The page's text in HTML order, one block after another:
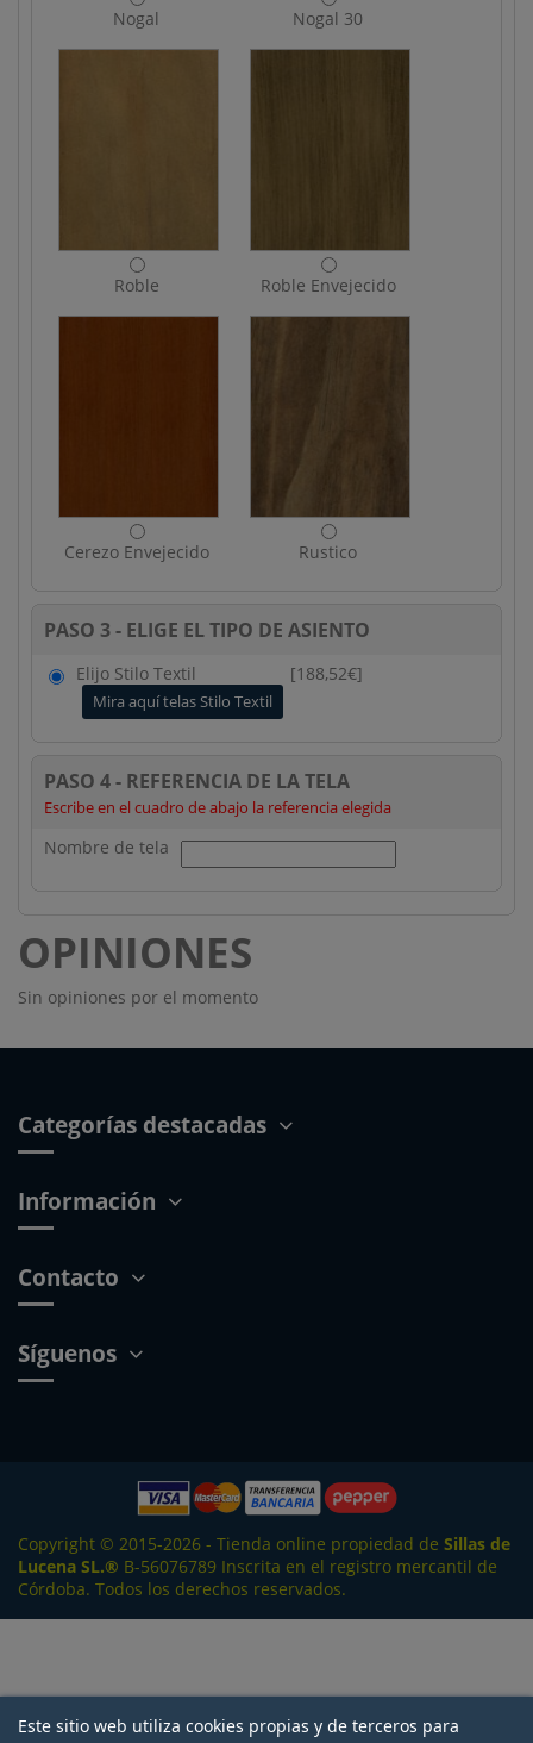
Nogal Nogal 30
Roble Roble Envejecido
Cerezo Envejecido Rustico
PASO 3 - ELIGE EL TIPO DE ASIENTO
Elijo Stilo Textil
Mira aquí telas Stilo Textil
[188,52€]
PASO 4 - REFERENCIA DE LA TELA
Escribe en el cuadro de abajo la referencia elegida
Nombre de tela
OPINIONES
Sin opiniones por el momento
Categorías destacadas
Información
Contacto
Este sitio web utiliza cookies propias y de terceros para
Síguenos
Copyright © 2015-2026 - Tienda online propiedad de Sillas de
Lucena SL.® B-56076789 Inscrita en el registro mercantil de
Córdoba. Todos los derechos reservados.